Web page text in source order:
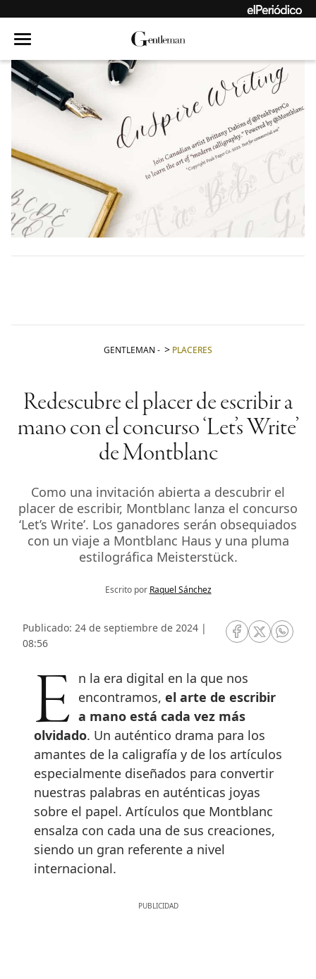
GENTLEMAN - PLACERES
Redescubre el placer de escribir a
mano con el concurso ‘Let’s Write’
de Montblanc
Como una invitación abierta a descubrir el
placer de escribir, Montblanc lanza el concurso
‘Let’s Write’. Los ganadores serán obsequiados
con un viaje a Montblanc Haus y una pluma
estilográfica Meisterstück.
Escrito por Raquel Sánchez
Publicado: 24 de septiembre de 2024 |
08:56
RRSS Facebook
RRSSRRSS
En la era digital en la que nos encontramos,el arte de escribir
a mano está cada vez más
olvidado. Un auténtico drama para los
amantes de la caligrafía y de los artículos
especialmente diseñados para convertir
nuestras palabras en auténticas joyas
sobre el papel. Artículos que Montblanc
ensalza con cada una de sus creaciones,
siendo un gran referente a nivel
internacional.